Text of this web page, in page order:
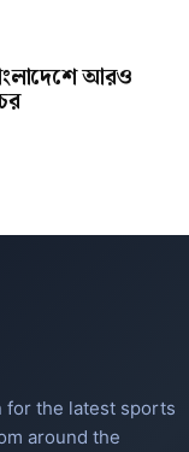
আরও
for the latest sports
around the